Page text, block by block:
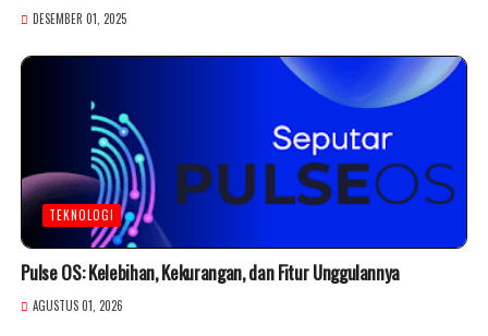
DESEMBER 01, 2025
TEKNOLOGI
Pulse OS: Kelebihan, Kekurangan, dan Fitur Unggulannya
AGUSTUS 01, 2026